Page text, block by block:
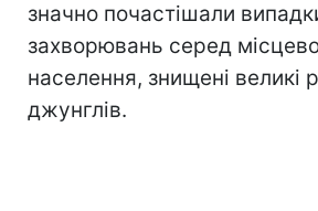
значно почастішали
захворювань серед
населення, знищені великі
джунглів.